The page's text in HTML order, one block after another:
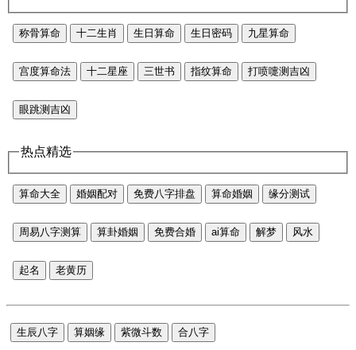
称骨算命 十二生肖 生日算命 生日密码 九星算命
宫度算命法 十二星座 三世书 指纹算命 打喷嚏测吉凶
眼跳测吉凶
热点精选
算命大全 婚姻配对 免费八字排盘 算命婚姻 缘分测试
周易八字测算 算卦婚姻 免费合婚 ai算命 解梦 风水
起名 老黄历
生辰八字 算姻缘 紫微斗数 合八字